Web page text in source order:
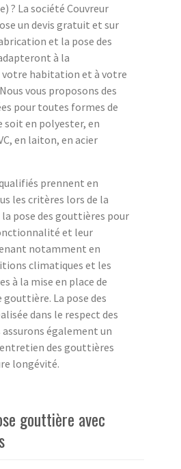
? La société Couvreur
un devis gratuit et sur
et la pose des
à la
habitation et à votre
vous proposons des
pour toutes formes de
soit en polyester, en
en laiton, en acier
prennent en
les critères lors de la
pose des gouttières pour
et leur
notamment en
climatiques et les
à la mise en place de
La pose des
dans le respect des
assurons également un
des gouttières
longévité.
gouttière avec